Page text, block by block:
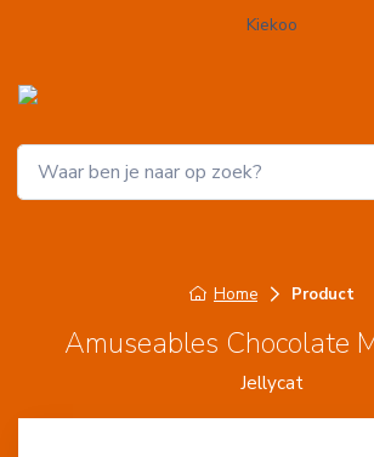
Kiekoo
Home Product
Amuseables Chocolate
Jellycat